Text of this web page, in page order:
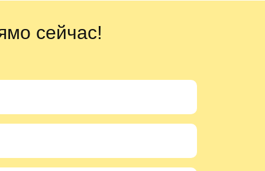
сейчас!